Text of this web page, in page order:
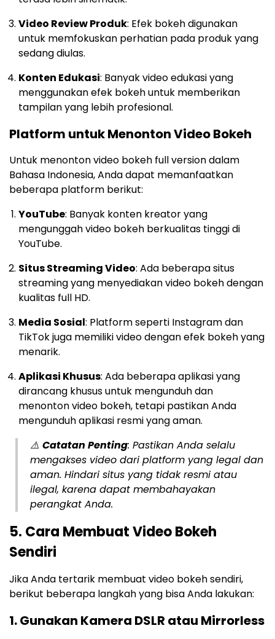
Video Review Produk: Efek bokeh digunakan
untuk memfokuskan perhatian pada produk yang
sedang diulas.
Konten Edukasi: Banyak video edukasi yang
menggunakan efek bokeh untuk memberikan
tampilan yang lebih profesional.
Platform untuk Menonton Video Bokeh
Untuk menonton video bokeh full version dalam
Bahasa Indonesia, Anda dapat memanfaatkan
beberapa platform berikut:
YouTube: Banyak konten kreator yang
mengunggah video bokeh berkualitas tinggi di
YouTube.
Situs Streaming Video: Ada beberapa situs
streaming yang menyediakan video bokeh dengan
kualitas full HD.
Media Sosial: Platform seperti Instagram dan
TikTok juga memiliki video dengan efek bokeh yang
menarik.
Aplikasi Khusus: Ada beberapa aplikasi yang
dirancang khusus untuk mengunduh dan
menonton video bokeh, tetapi pastikan Anda
mengunduh aplikasi resmi yang aman.
⚠️ Catatan Penting: Pastikan Anda selalu
mengakses video dari platform yang legal dan
aman. Hindari situs yang tidak resmi atau
ilegal, karena dapat membahayakan
perangkat Anda.
5. Cara Membuat Video Bokeh
Sendiri
Jika Anda tertarik membuat video bokeh sendiri,
berikut beberapa langkah yang bisa Anda lakukan:
1. Gunakan Kamera DSLR atau Mirrorless